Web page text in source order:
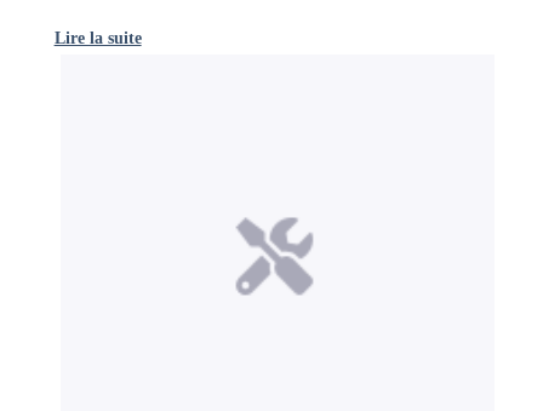
Lire la suite